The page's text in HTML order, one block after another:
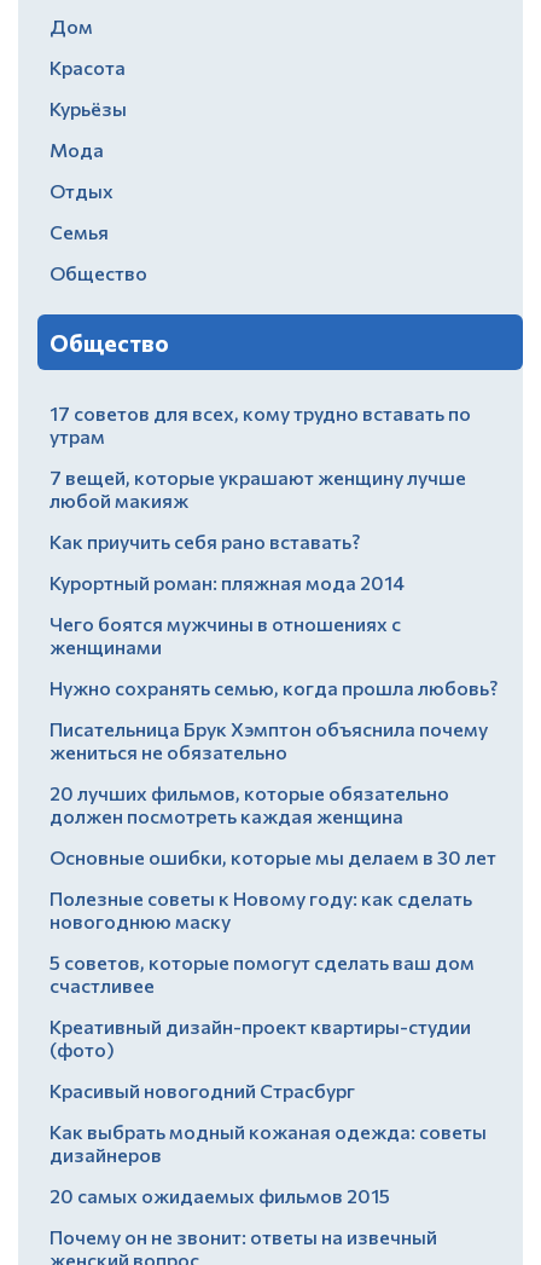
Дом
Красота
Курьёзы
Мода
Отдых
Семья
Общество
Общество
17 советов для всех, кому трудно вставать по
утрам
7 вещей, которые украшают женщину лучше
любой макияж
Как приучить себя рано вставать?
Курортный роман: пляжная мода 2014
Чего боятся мужчины в отношениях с
женщинами
Нужно сохранять семью, когда прошла любовь?
Писательница Брук Хэмптон объяснила почему
жениться не обязательно
20 лучших фильмов, которые обязательно
должен посмотреть каждая женщина
Основные ошибки, которые мы делаем в 30 лет
Полезные советы к Новому году: как сделать
новогоднюю маску
5 советов, которые помогут сделать ваш дом
счастливее
Креативный дизайн-проект квартиры-студии
(фото)
Красивый новогодний Страсбург
Как выбрать модный кожаная одежда: советы
дизайнеров
20 самых ожидаемых фильмов 2015
Почему он не звонит: ответы на извечный
женский вопрос